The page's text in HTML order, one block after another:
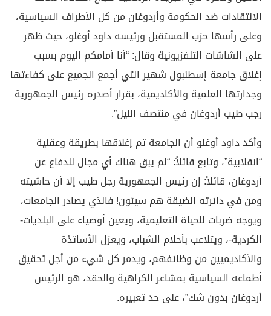
الانتقادات ضد الحكومة وأردوغان من كل الأطراف السياسية،
وعلى رأسها حزب المستقبل ورئيسه داود أوغلو، حيث ظهر
على الشاشات التلفزيونية وقال: “أنا أمامكم اليوم بسبب
إغلاق جامعة إسطنبول شهير التي أجمع الجميع على كفاءتها
وجدارتها العلمية والأكاديمية، بقرار أصدره رئيس الجمهورية
رجب طيب أردوغان في منتصف الليل”.
وأكد داود أوغلو أن الجامعة تم إغلاقها بطريقة وعقلية
“انقلابية”، وتابع قائلاً: “لم يبق هناك أي مجال للدفاع عن
أردوغان، قائلاً: إن رئيس الجمهورية رجل طيب إلا أن حاشيته
ومن في دائرته الضيقة هم سيئون! فالذي يصادر الجامعات،
ويوجه ضربات للحياة التعليمية، ويعين أوصياء على البلديات-
الكردية-، ويتلاعب بأحلام الشباب، ويعزل الأساتذة
والأكاديميين من وظائفهم، ويدمر كل شيء من أجل تحقيق
أطماعه السياسية بمشاعر الكراهية والحقد، هو الرئيس
أردوغان بدون شك”، على حد تعبيره.